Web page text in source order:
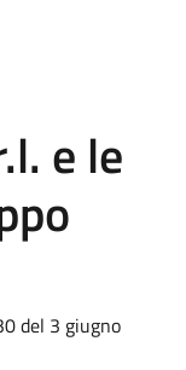
e le
del 3 giugno